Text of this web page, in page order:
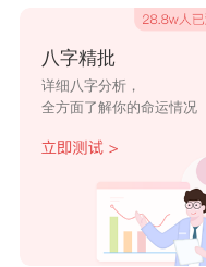
们心目之中的完美
的桃花运还是相当
姐小哥哥，就看有
处女座对爱感情
处女座，对于喜欢
己的标准，而且会
力。处女座的人属
八字精批
详细八字分析，
全方面了解你的命运情况